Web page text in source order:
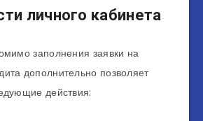
личного кабинета
заполнения заявки на
дополнительно позволяет
действия: